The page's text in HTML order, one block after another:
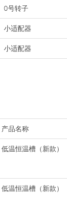
0号转子
小适配器
小适配器
产品名称
低温恒温槽（新款）
低温恒温槽（新款）